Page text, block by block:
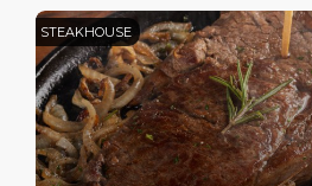
STEAKHOUSE